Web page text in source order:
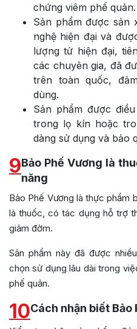
chứng viêm phế quản.
Sản phẩm được sản
nghệ hiện đại và
lượng tử hiện đại,
các chuyên gia, đã
trên toàn quốc,
dùng.
Sản phẩm được
trong lọ kín hoặc
dàng sử dụng và bảo
9Bảo Phế Vương là
năng
Bảo Phế Vương là thực phẩm
là thuốc, có tác dụng hỗ trợ
giảm đờm.
Sản phẩm này đã được
chọn sử dụng lâu dài trong
phế quản.
10Cách nhận biết